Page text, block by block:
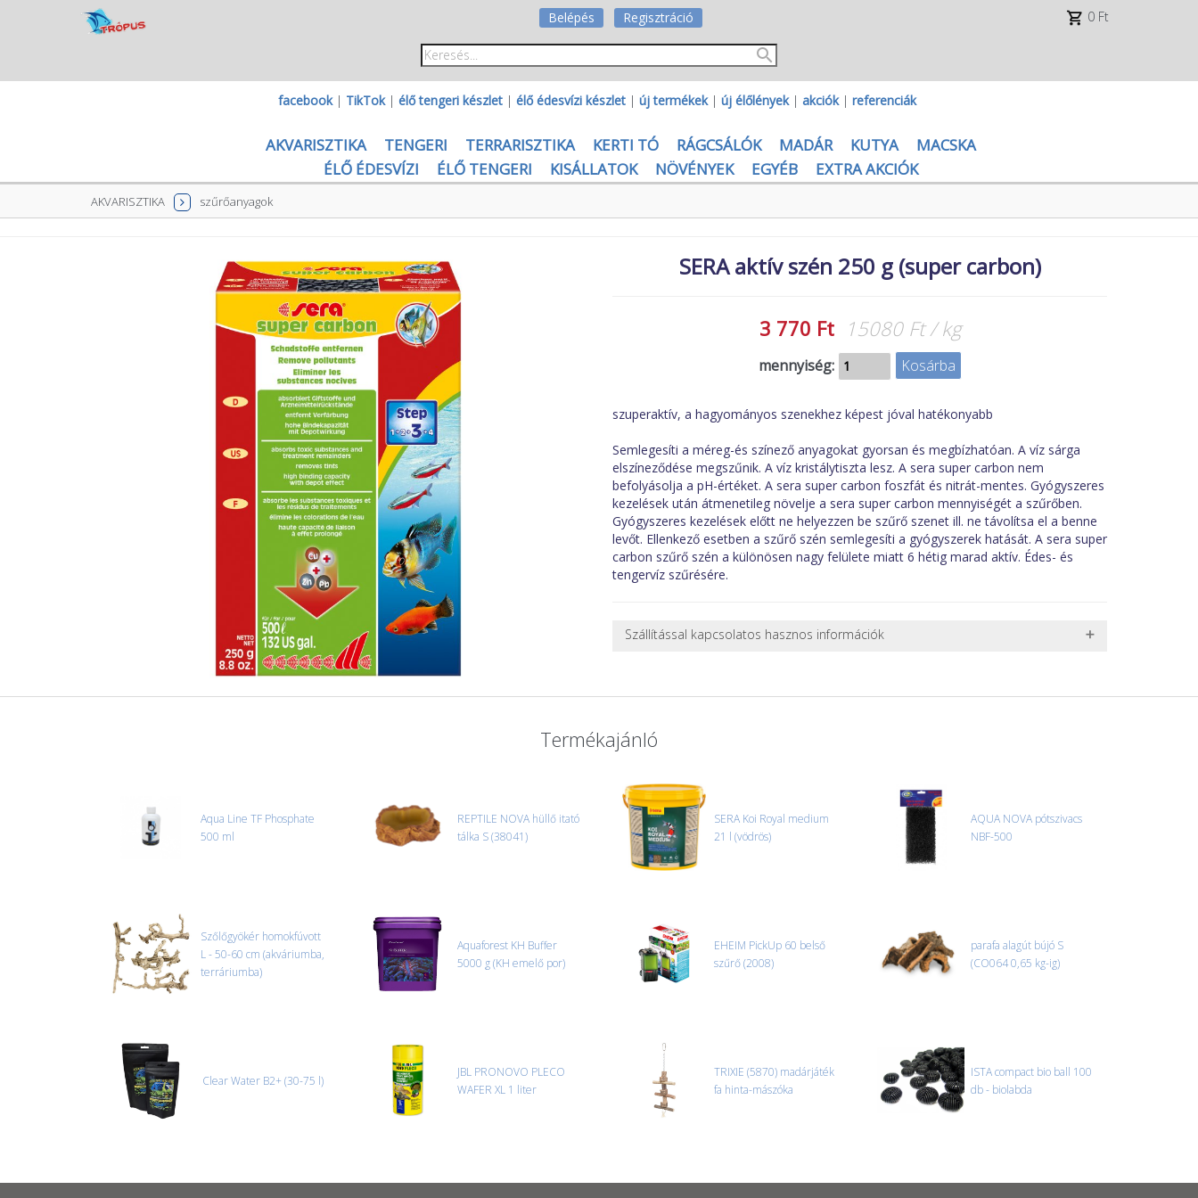
Belépés Regisztráció 0 Ft
facebook| TikTok| élő tengeri készlet | élő édesvízi készlet | új termékek| új élőlények| akciók| referenciák
AKVARISZTIKA TENGERI TERRARISZTIKA KERTI TÓ RÁGCSÁLÓK MADÁR KUTYA
MACSKA
ÉLŐ ÉDESVÍZI
ÉLŐ TENGERI KISÁLLATOK NÖVÉNYEK EGYÉB EXTRA AKCIÓK
AKVARISZTIKA szűrőanyagok
SERA aktív szén 250 g (super carbon)
3 770 Ft 15080 Ft / kg
mennyiség:
szuperaktív, a hagyományos szenekhez képest jóval hatékonyabb
Semlegesíti a méreg-és színező anyagokat gyorsan és megbízhatóan. A víz sárga
elszíneződése megszűnik. A víz kristálytiszta lesz. A sera super carbon nem
befolyásolja a pH-értéket. A sera super carbon foszfát és nitrát-mentes. Gyógyszeres
kezelések után átmenetileg növelje a sera super carbon mennyiségét a szűrőben.
Gyógyszeres kezelések előtt ne helyezzen be szűrő szenet ill. ne távolítsa el a benne
levőt. Ellenkező esetben a szűrő szén semlegesíti a gyógyszerek hatását. A sera super
carbon szűrő szén a különösen nagy felülete miatt 6 hétig marad aktív. Édes- és
tengervíz szűrésére.
Szállítással kapcsolatos hasznos információk
Nagyobb termékeink kiszállítását szállítmányozási partnerrel, vagy saját teherautóval
oldjuk meg. Minden rendelés egyedi, úgyhogy előre egyeztetni kell mindenképpen.
CSOMAG ÁTVÉTELE
Amennyiben a csomag átvételekor sérülést, folyadékot vagy bármi rendellenességet
tapasztal, a kibontás és az átvétel előtt jegyzőkönyvet kell felvenni a futárral. A sérült
termékek cseréjét, csak ebben az esetben tudjuk vállalni, ha a jegyzőkönyv elkészült,
és azonnal eljutott hozzánk az információ.
Termékajánló
Aqua Line TF Phosphate
500 ml
REPTILE NOVA hüllő itató
tálka S (38041)
SERA Koi Royal medium
21 l (vödrös)
AQUA NOVA pótszivacs
NBF-500
Szőlőgyökér homokfúvott
L - 50-60 cm (akváriumba,
terráriumba)
Aquaforest KH Buffer
5000 g (KH emelő por)
EHEIM PickUp 60 belső
szűrő (2008)
parafa alagút bújó S
(CO064 0,65 kg-ig)
Clear Water B2+ (30-75 l)
JBL PRONOVO PLECO
WAFER XL 1 liter
TRIXIE (5870) madárjáték
fa hinta-mászóka
ISTA compact bio ball 100
db - biolabda